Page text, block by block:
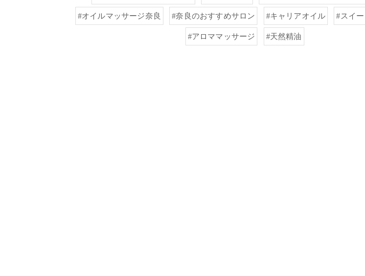
#オイルマッサージ奈良 #奈良のおすすめサロン #キャリアオイル #スイ
#アロママッサージ #天然精油